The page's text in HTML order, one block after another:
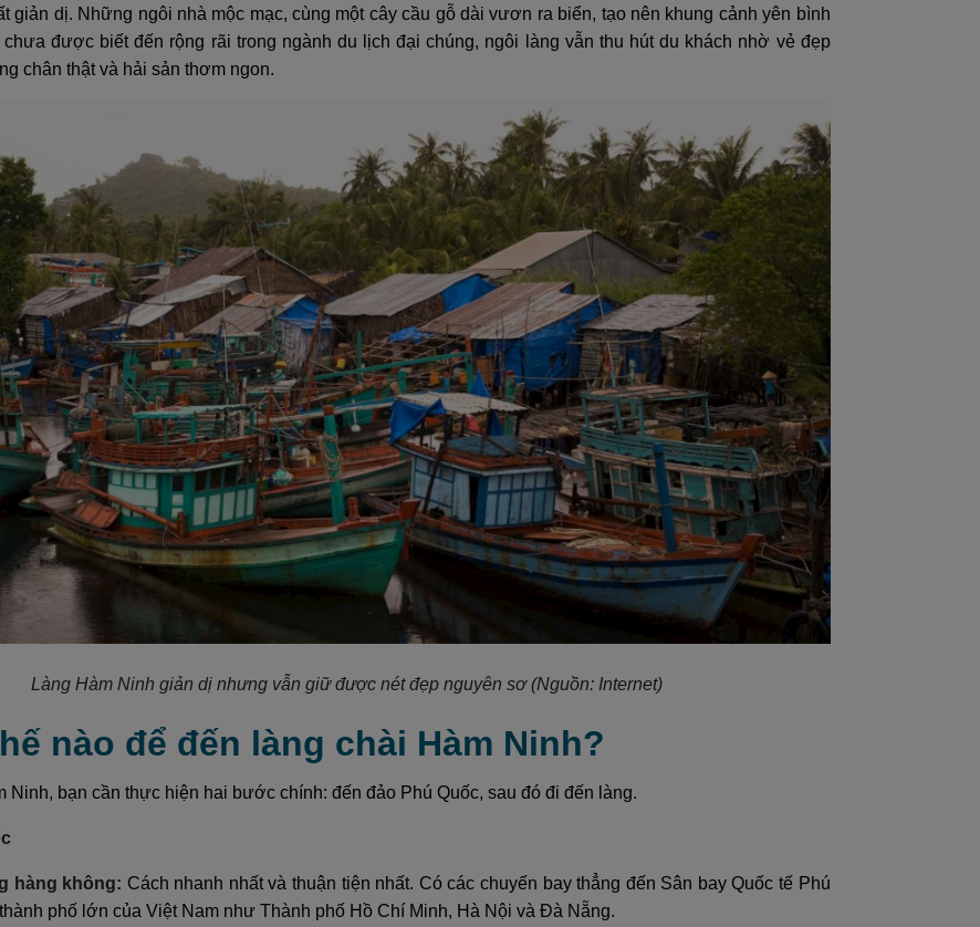
giản dị. Những ngôi nhà mộc mạc, cùng một cây cầu gỗ dài vươn ra biển, tạo nên khung cảnh yên bình
được biết đến rộng rãi trong ngành du lịch đại chúng, ngôi làng vẫn thu hút du khách nhờ vẻ đẹp
chân thật và hải sản thơm ngon.
Làng Hàm Ninh giản dị nhưng vẫn giữ được nét đẹp nguyên sơ (Nguồn: Internet)
nào để đến làng chài Hàm Ninh?
Ninh, bạn cần thực hiện hai bước chính: đến đảo Phú Quốc, sau đó đi đến làng.
hàng không: Cách nhanh nhất và thuận tiện nhất. Có các chuyến bay thẳng đến Sân bay Quốc tế Phú
phố lớn của Việt Nam như Thành phố Hồ Chí Minh, Hà Nội và Đà Nẵng.